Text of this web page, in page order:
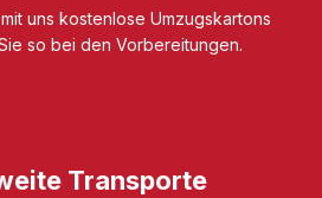
uns kostenlose Umzugskartons
so bei den Vorbereitungen.
Transporte